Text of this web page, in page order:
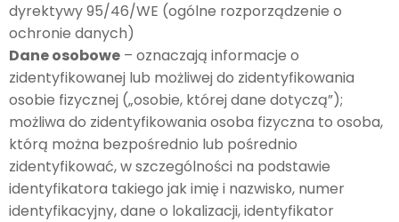
dyrektywy 95/46/WE (ogólne rozporządzenie o
ochronie danych)
Dane osobowe – oznaczają informacje o
zidentyfikowanej lub możliwej do zidentyfikowania
osobie fizycznej („osobie, której dane dotyczą”);
możliwa do zidentyfikowania osoba fizyczna to osoba,
którą można bezpośrednio lub pośrednio
zidentyfikować, w szczególności na podstawie
identyfikatora takiego jak imię i nazwisko, numer
identyfikacyjny, dane o lokalizacji, identyfikator